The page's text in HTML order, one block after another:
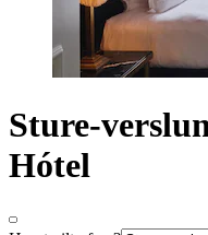
Sture-
Hótel